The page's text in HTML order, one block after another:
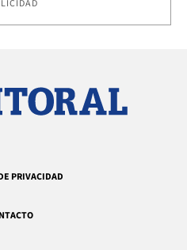
PRIVACIDAD